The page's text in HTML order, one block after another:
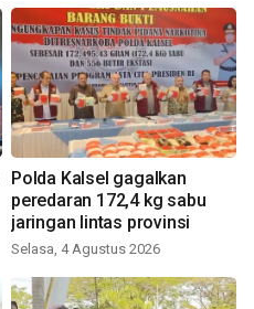
Polda Kalsel gagalkan
peredaran 172,4 kg sabu
jaringan lintas provinsi
Selasa, 4 Agustus 2026